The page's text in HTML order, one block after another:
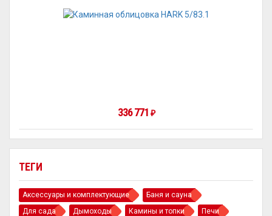
ТЕГИ
Аксессуары и комплектующие
Баня и сауна
Для сада
Дымоходы Камины и топки
Печи
336 771 ₽